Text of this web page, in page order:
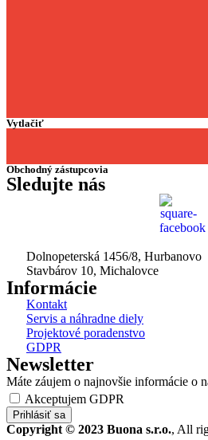
Vytlačiť
Obchodný zástupcovia
Sledujte nás
Dolnopeterská 1456/8, Hurbanovo
Stavbárov 10, Michalovce
Informácie
Kontakt
Servis a náhradne diely
Projektové poradenstvo
GDPR
Newsletter
Máte záujem o najnovšie informácie o
Akceptujem GDPR
Prihlásiť sa
Copyright © 2023 Buona s.r.o., All